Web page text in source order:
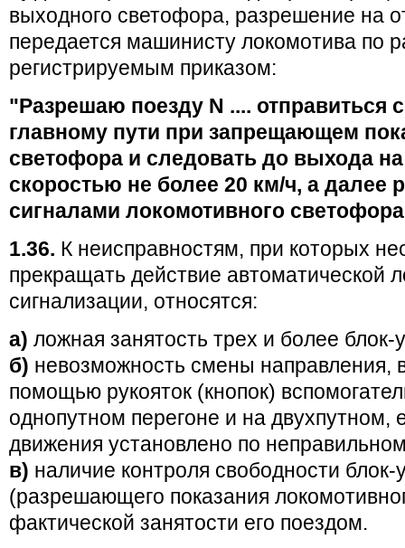
выходного светофора, разрешение на
передается машинисту локомотива по
регистрируемым приказом:
"Разрешаю поезду N .... отправиться
главному пути при запрещающем
светофора и следовать до выхода
скоростью не более 20 км/ч, а далее
сигналами локомотивного
1.36. К неисправностям, при которых
прекращать действие автоматической
сигнализации, относятся:
а) ложная занятость трех и более блок-
б) невозможность смены направления,
помощью рукояток (кнопок)
однопутном перегоне и на двухпутном,
движения установлено по
в) наличие контроля свободности блок-
(разрешающего показания
фактической занятости его поездом.